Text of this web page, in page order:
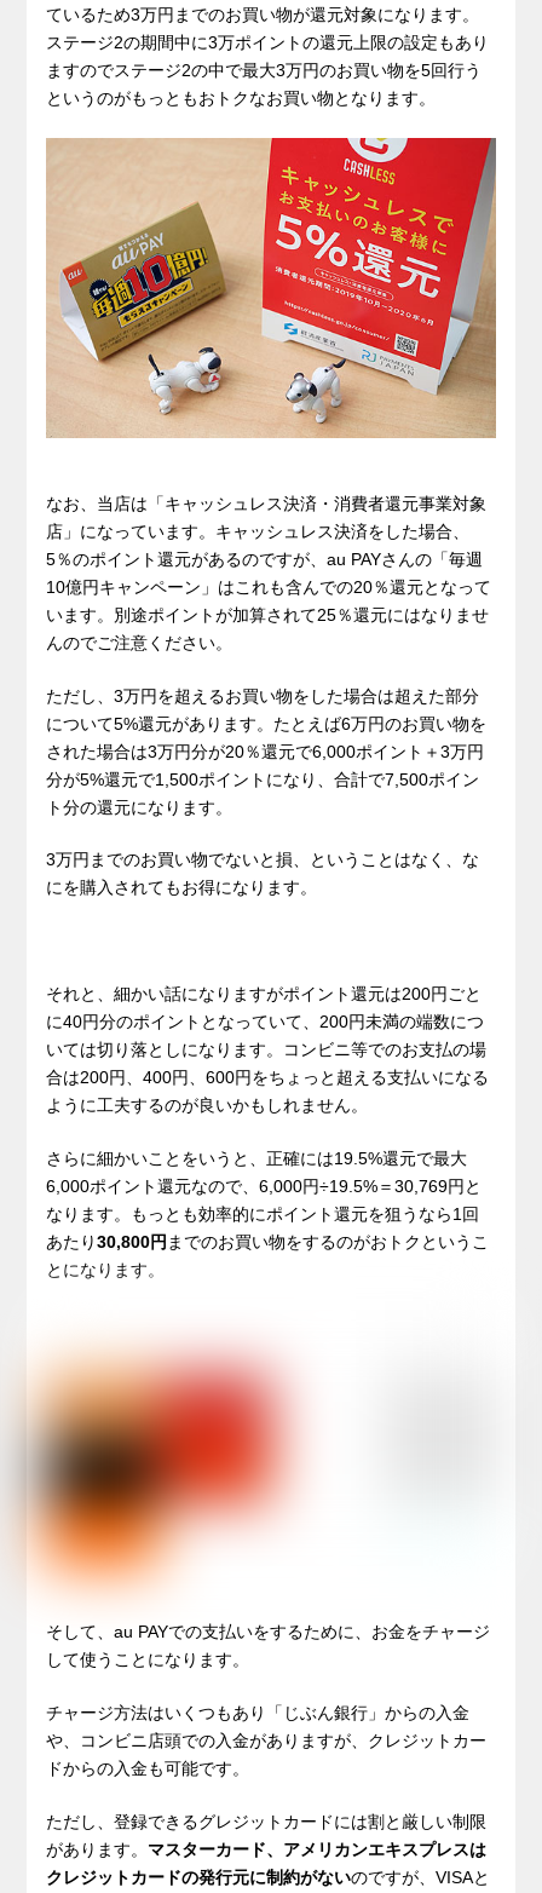
ているため3万円までのお買い物が還元対象になります。
ステージ2の期間中に3万ポイントの還元上限の設定もあり
ますのでステージ2の中で最大3万円のお買い物を5回行う
というのがもっともおトクなお買い物となります。
なお、当店は「キャッシュレス決済・消費者還元事業対象
店」になっています。キャッシュレス決済をした場合、
5％のポイント還元があるのですが、au PAYさんの「毎週
10億円キャンペーン」はこれも含んでの20％還元となって
います。別途ポイントが加算されて25％還元にはなりませ
んのでご注意ください。
ただし、3万円を超えるお買い物をした場合は超えた部分
について5%還元があります。たとえば6万円のお買い物を
された場合は3万円分が20％還元で6,000ポイント＋3万円
分が5%還元で1,500ポイントになり、合計で7,500ポイン
ト分の還元になります。
3万円までのお買い物でないと損、ということはなく、な
にを購入されてもお得になります。
それと、細かい話になりますがポイント還元は200円ごと
に40円分のポイントとなっていて、200円未満の端数につ
いては切り落としになります。コンビニ等でのお支払の場
合は200円、400円、600円をちょっと超える支払いになる
ように工夫するのが良いかもしれません。
さらに細かいことをいうと、正確には19.5%還元で最大
6,000ポイント還元なので、6,000円÷19.5%＝30,769円と
なります。もっとも効率的にポイント還元を狙うなら1回
あたり30,800円 までのお買い物をするのがおトクというこ
とになります。
そして、au PAYでの支払いをするために、お金をチャージ
して使うことになります。
チャージ方法はいくつもあり「じぶん銀行」からの入金
や、コンビニ店頭での入金がありますが、クレジットカー
ドからの入金も可能です。
ただし、登録できるグレジットカードには割と厳しい制限
があります。 マスターカード、アメリカンエキスプレスは
クレジットカードの発行元に制約がないのですが、VISAと